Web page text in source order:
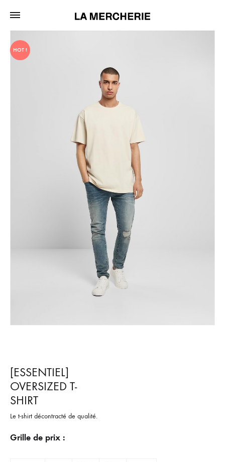
HOT !
[ESSENTIEL]
OVERSIZED T-
SHIRT
Le t-shirt décontracté de qualité.
Grille de prix :